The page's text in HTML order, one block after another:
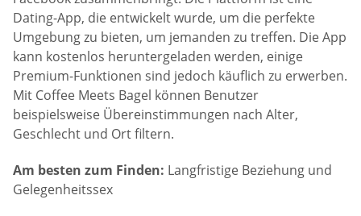
Dating-App, die entwickelt wurde, um die perfekte
Umgebung zu bieten, um jemanden zu treffen. Die App
kann kostenlos heruntergeladen werden, einige
Premium-Funktionen sind jedoch käuflich zu erwerben.
Mit Coffee Meets Bagel können Benutzer
beispielsweise Übereinstimmungen nach Alter,
Geschlecht und Ort filtern.
Am besten zum Finden: Langfristige Beziehung und
Gelegenheitssex